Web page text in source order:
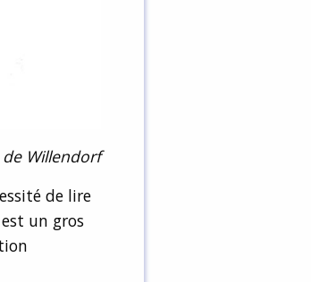
de Willendorf
de lire
un gros